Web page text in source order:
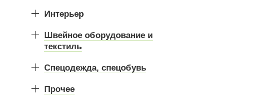
Интерьер
Швейное оборудование и
текстиль
Спецодежда, спецобувь
Прочее